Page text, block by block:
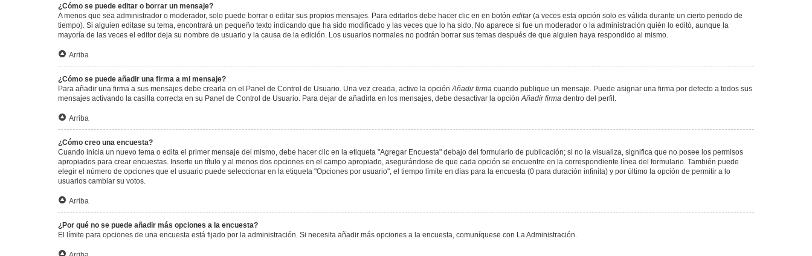
¿Cómo se puede editar o borrar un mensaje?
A menos que sea administrador o moderador, solo puede borrar o editar sus propios mensajes. Para editarlos debe hacer clic en en botón editar(a veces esta opción solo es válida durante un cierto periodo de
tiempo). Si alguien editase su tema, encontrará un pequeño texto indicando que ha sido modificado y las veces que lo ha sido. No aparece si fue un moderador o la administración quién lo editó, aunque la
mayoría de las veces el editor deja su nombre de usuario y la causa de la edición. Los usuarios normales no podrán borrar sus temas después de que alguien haya respondido al mismo.
Arriba
¿Cómo se puede añadir una firma a mi mensaje?
Para añadir una firma a sus mensajes debe crearla en el Panel de Control de Usuario. Una vez creada, active la opciónAñadir firma cuando publique un mensaje. Puede asignar una firma por defecto a todos sus
mensajes activando la casilla correcta en su Panel de Control de Usuario. Para dejar de añadirla en los mensajes, debe desactivar la opciónAñadir firma dentro del perfil.
Arriba
¿Cómo creo una encuesta?
Cuando inicia un nuevo tema o edita el primer mensaje del mismo, debe hacer clic en la etiqueta "Agregar Encuesta" debajo del formulario de publicación; si no la visualiza, significa que no posee los permisos
apropiados para crear encuestas. Inserte un título y al menos dos opciones en el campo apropiado, asegurándose de que cada opción se encuentre en la correspondiente línea del formulario. También puede
elegir el número de opciones que el usuario puede seleccionar en la etiqueta "Opciones por usuario", el tiempo límite en días para la encuesta (0 para duración infinita) y por último la opción de permitir a lo
usuarios cambiar su votos.
Arriba
¿Por qué no se puede añadir más opciones a la encuesta?
El límite para opciones de una encuesta está fijado por la administración. Si necesita añadir más opciones a la encuesta, comuníquese con La Administración.